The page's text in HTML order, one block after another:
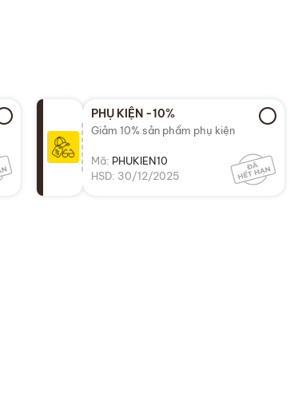
PHỤ KIỆN -10%
Giảm 10% sản phẩm phụ kiện
Mã: PHUKIEN10
HSD: 30/12/2025